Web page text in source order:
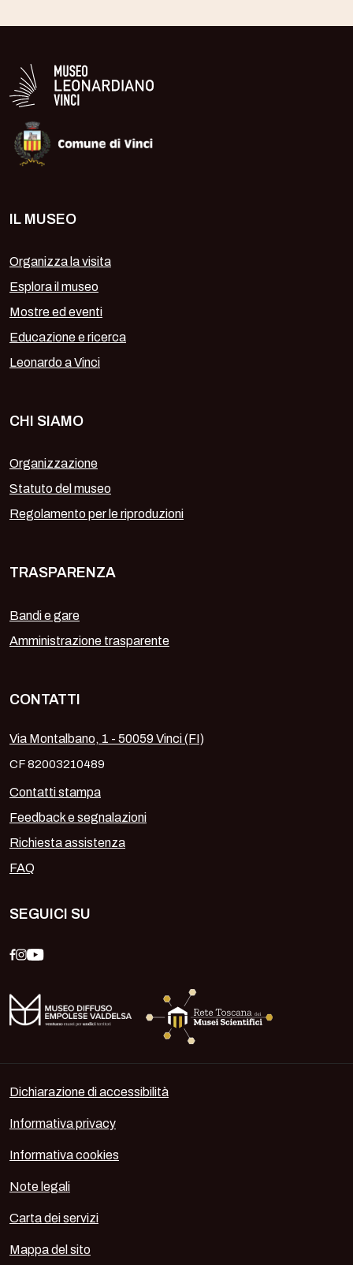
IL MUSEO
Organizza la visita
Esplora il museo
Mostre ed eventi
Educazione e ricerca
Leonardo a Vinci
CHI SIAMO
Organizzazione
Statuto del museo
Regolamento per le riproduzioni
TRASPARENZA
Bandi e gare
Amministrazione trasparente
CONTATTI
Via Montalbano, 1 - 50059 Vinci (FI)
CF 82003210489
Contatti stampa
Feedback e segnalazioni
Richiesta assistenza
FAQ
SEGUICI SU
Dichiarazione di accessibilità
Informativa privacy
Informativa cookies
Note legali
Carta dei servizi
Mappa del sito